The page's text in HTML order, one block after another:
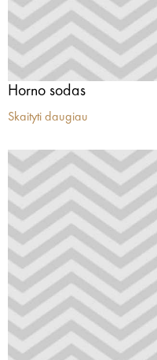
Horno sodas
Skaityti daugiau